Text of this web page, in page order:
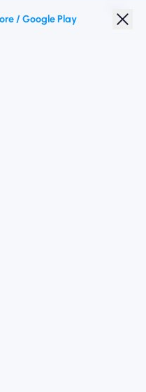
/ Google Play